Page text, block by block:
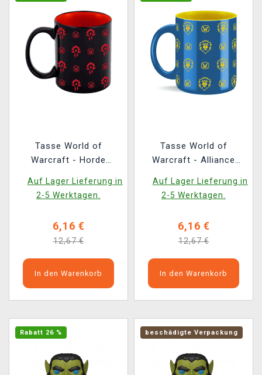
Tasse World of
Warcraft - Horde
Auf Lager Lieferung in
2-5 Werktagen.
6,16 €
12,67 €
In den Warenkorb
Tasse World of
Warcraft - Alliance
Auf Lager Lieferung in
2-5 Werktagen.
6,16 €
12,67 €
In den Warenkorb
Rabatt 26 % beschädigte Verpackung